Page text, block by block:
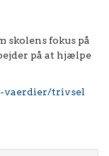
skolens fokus på
på at hjælpe
vaerdier/trivsel